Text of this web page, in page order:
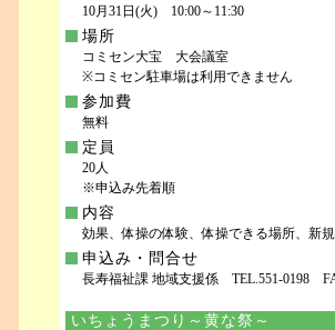
10月31日(火) 10:00～11:30
場所
コミセン大宝 大会議室
※コミセン駐車場は利用できません
参加費
無料
定員
20人
※申込み先着順
内容
効果、体操の体験、体操できる場所、新
申込み・問合せ
長寿福祉課 地域支援係 TEL.551-0198
いちょうまつり～黄な祭～